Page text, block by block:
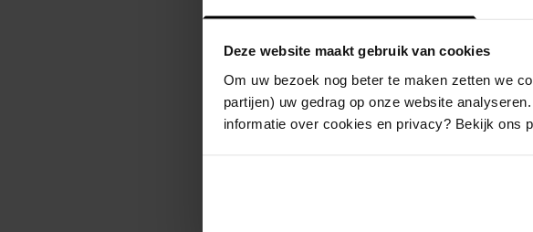
Deze website maakt gebruik van cookies
Om uw bezoek nog beter te maken zetten we
partijen) uw gedrag op onze website
informatie over cookies en privacy? Bekijk ons